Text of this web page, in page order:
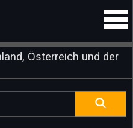
Österreich und der